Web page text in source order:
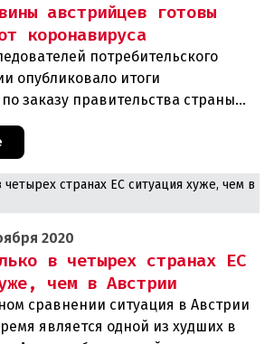
австрийцев готовы
коронавируса
потребительского
опубликовало итоги
заказу правительства страны
с ним около 54
республики хотят добро
2020
в четырех странах ЕС
чем в Австрии
сравнении ситуация в Австрии
является одной из худших в